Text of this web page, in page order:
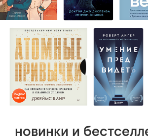
новинки и